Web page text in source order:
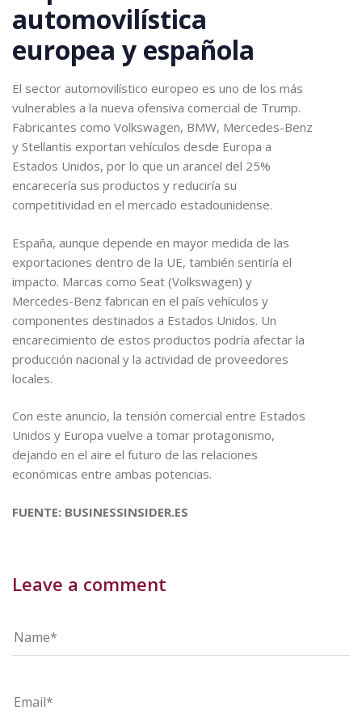
automovilística
europea y española
El sector automovilístico europeo es uno de los más
vulnerables a la nueva ofensiva comercial de Trump.
Fabricantes como Volkswagen, BMW, Mercedes-Benz
y Stellantis exportan vehículos desde Europa a
Estados Unidos, por lo que un arancel del 25%
encarecería sus productos y reduciría su
competitividad en el mercado estadounidense.
España, aunque depende en mayor medida de las
exportaciones dentro de la UE, también sentiría el
impacto. Marcas como Seat (Volkswagen) y
Mercedes-Benz fabrican en el país vehículos y
componentes destinados a Estados Unidos. Un
encarecimiento de estos productos podría afectar la
producción nacional y la actividad de proveedores
locales.
Con este anuncio, la tensión comercial entre Estados
Unidos y Europa vuelve a tomar protagonismo,
dejando en el aire el futuro de las relaciones
económicas entre ambas potencias.
FUENTE: BUSINESSINSIDER.ES
Leave a comment